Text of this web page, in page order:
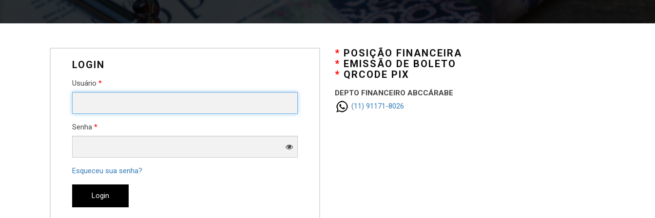
LOGIN
Usuário *
Senha *
Esqueceu sua senha?
Login
* POSIÇÃO FINANCEIRA
* EMISSÃO DE BOLETO
* QRCODE PIX
DEPTO FINANCEIRO ABCCÁRABE
(11) 91171-8026